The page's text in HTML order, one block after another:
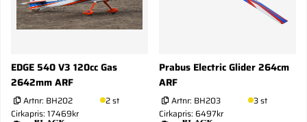
EDGE 540 V3 120cc Gas
2642mm ARF
Artnr: BH202
2 st
Cirkapris: 17469kr
Prabus Electric Glider 264cm
ARF
Artnr: BH203
3 st
Cirkapris: 6497kr